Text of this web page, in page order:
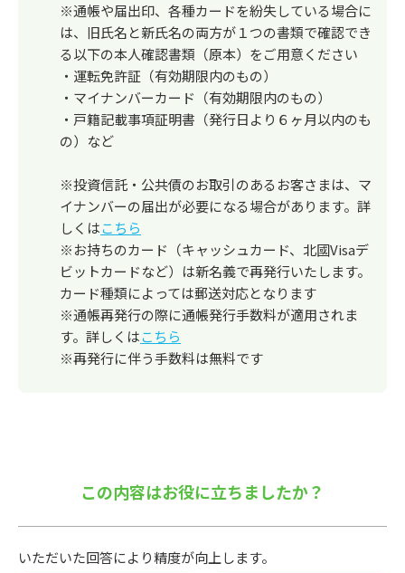
※通帳や届出印、各種カードを紛失している場合に
は、旧氏名と新氏名の両方が１つの書類で確認でき
る以下の本人確認書類（原本）をご用意ください
・運転免許証（有効期限内のもの）
・マイナンバーカード（有効期限内のもの）
・戸籍記載事項証明書（発行日より６ヶ月以内のも
の）など
※投資信託・公共債のお取引のあるお客さまは、マ
イナンバーの届出が必要になる場合があります。詳
しくはこちら
※お持ちのカード（キャッシュカード、北國Visaデ
ビットカードなど）は新名義で再発行いたします。
カード種類によっては郵送対応となります
※通帳再発行の際に通帳発行手数料が適用されま
す。詳しくはこちら
※再発行に伴う手数料は無料です
この内容はお役に立ちましたか？
いただいた回答により精度が向上します。